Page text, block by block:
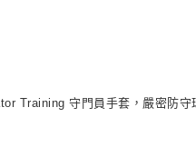
Training 守門員手套，嚴密防